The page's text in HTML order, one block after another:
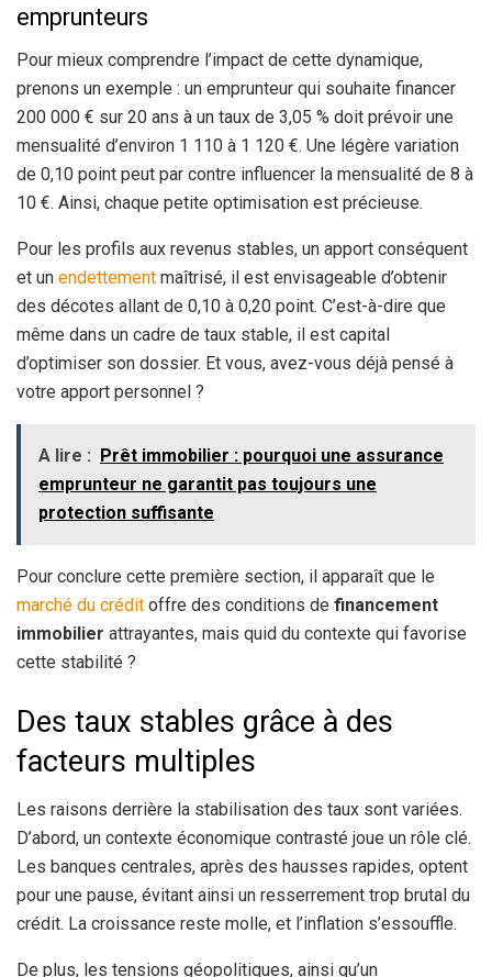
emprunteurs
Pour mieux comprendre l’impact de cette dynamique,
prenons un exemple : un emprunteur qui souhaite financer
200 000 € sur 20 ans à un taux de 3,05 % doit prévoir une
mensualité d’environ 1 110 à 1 120 €. Une légère variation
de 0,10 point peut par contre influencer la mensualité de 8 à
10 €. Ainsi, chaque petite optimisation est précieuse.
Pour les profils aux revenus stables, un apport conséquent
et un endettement maîtrisé, il est envisageable d’obtenir
des décotes allant de 0,10 à 0,20 point. C’est-à-dire que
même dans un cadre de taux stable, il est capital
d’optimiser son dossier. Et vous, avez-vous déjà pensé à
votre apport personnel ?
A lire :
Prêt immobilier : pourquoi une assurance
emprunteur ne garantit pas toujours une
protection suffisante
Pour conclure cette première section, il apparaît que le
marché du crédit offre des conditions de financement
immobilier attrayantes, mais quid du contexte qui favorise
cette stabilité ?
Des taux stables grâce à des
facteurs multiples
Les raisons derrière la stabilisation des taux sont variées.
D’abord, un contexte économique contrasté joue un rôle clé.
Les banques centrales, après des hausses rapides, optent
pour une pause, évitant ainsi un resserrement trop brutal du
crédit. La croissance reste molle, et l’inflation s’essouffle.
De plus, les tensions géopolitiques, ainsi qu’un